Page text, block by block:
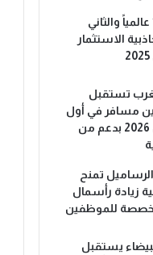
المغرب الـ15 عالمياً والثاني
الاستثمار
تستقبل
6 ملايين مسافر في أول
شهرين من 2026 بدعم من
تمنح
زيادة رأسمال
للموظفين
يستقبل